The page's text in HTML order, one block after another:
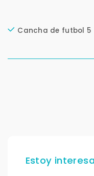
Cancha de futbol 5
Estoy
Con estos